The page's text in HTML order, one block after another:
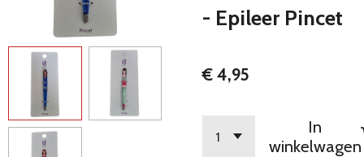
- Epileer Pincet
€ 4,95
In
winkelwagen